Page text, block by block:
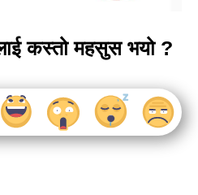
कस्तो महसुस भयो ?